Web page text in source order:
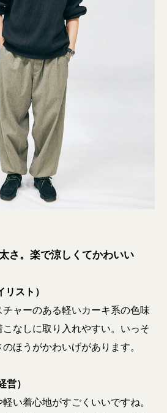
さ。楽で涼しくてかわいい
スト）
ャーのある軽いカーキ系の色味
なしに取り入れやすい。いっそ
ほうがかわいげがあります。
営）
い着心地がすごくいいですね。